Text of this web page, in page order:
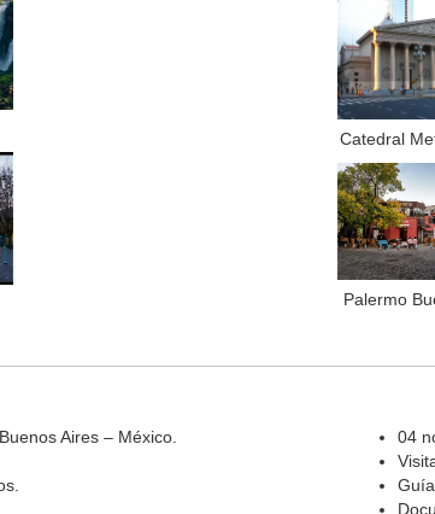
Catedral
Palermo
Aires – México.
04